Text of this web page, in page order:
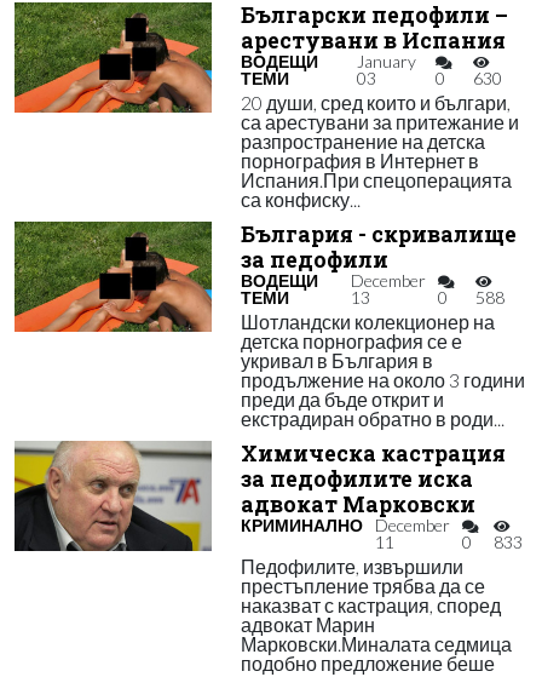
Български педофили –
арестувани в Испания
ВОДЕЩИ
ТЕМИ
January
03
0 630
20 души, сред които и българи,
са арестувани за притежание и
разпространение на детска
порнография в Интернет в
Испания.При спецоперацията
са конфиску...
България - скривалище
за педофили
ВОДЕЩИ
ТЕМИ
December
13
0 588
Шотландски колекционер на
детска порнография се е
укривал в България в
продължение на около 3 години
преди да бъде открит и
екстрадиран обратно в роди...
Химическа кастрация
за педофилите иска
адвокат Марковски
КРИМИНАЛНО
December
11
0 833
Педофилите, извършили
престъпление трябва да се
наказват с кастрация, според
адвокат Марин
Марковски.Миналата седмица
подобно предложение беше